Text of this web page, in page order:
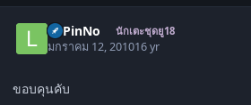
LuPinNo นักเตะชุดยู18
มกราคม 12, 201016 yr
ขอบคุนคับ